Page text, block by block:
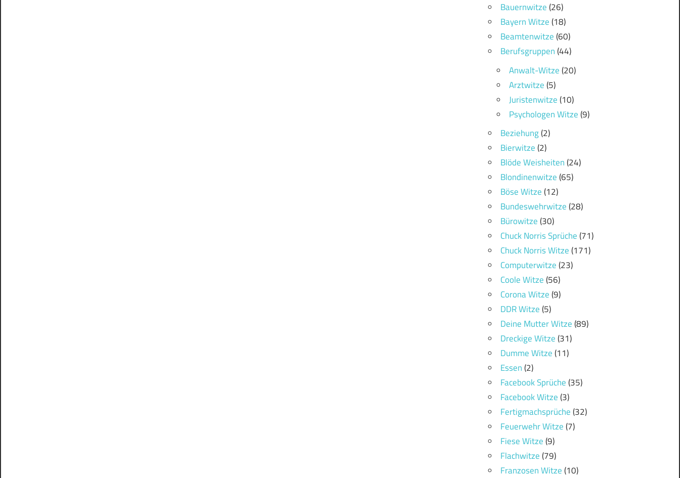
Bauernwitze(26)
Bayern Witze(18)
Beamtenwitze(60)
Berufsgruppen(44)
Anwalt-Witze(20)
Arztwitze(5)
Juristenwitze(10)
Psychologen Witze(9)
Beziehung(2)
Bierwitze(2)
Blöde Weisheiten(24)
Blondinenwitze(65)
Böse Witze(12)
Bundeswehrwitze(28)
Bürowitze(30)
Chuck Norris Sprüche(71)
Chuck Norris Witze(171)
Computerwitze(23)
Coole Witze(56)
Corona Witze(9)
DDR Witze(5)
Deine Mutter Witze(89)
Dreckige Witze(31)
Dumme Witze(11)
Essen(2)
Facebook Sprüche(35)
Facebook Witze(3)
Fertigmachsprüche(32)
Feuerwehr Witze(7)
Fiese Witze(9)
Flachwitze(79)
Franzosen Witze(10)